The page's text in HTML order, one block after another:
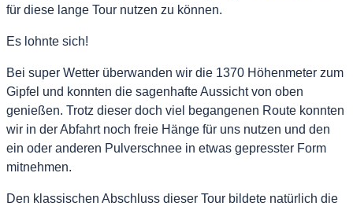
für diese lange Tour nutzen zu können.
Es lohnte sich!
Bei super Wetter überwanden wir die 1370 Höhenmeter zum
Gipfel und konnten die sagenhafte Aussicht von oben
genießen. Trotz dieser doch viel begangenen Route konnten
wir in der Abfahrt noch freie Hänge für uns nutzen und den
ein oder anderen Pulverschnee in etwas gepresster Form
mitnehmen.
Den klassischen Abschluss dieser Tour bildete natürlich die